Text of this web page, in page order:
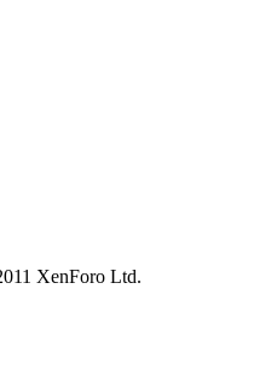
XenForo Ltd.